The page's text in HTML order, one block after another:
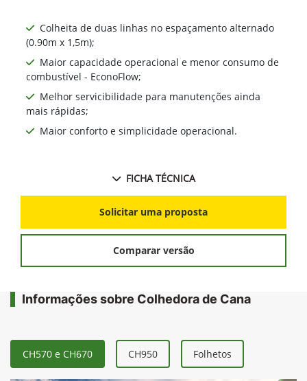
Colheita de duas linhas no espaçamento alternado
(0.90m x 1,5m);
Maior capacidade operacional e menor consumo de
combustível - EconoFlow;
Melhor servicibilidade para manutenções ainda
mais rápidas;
Maior conforto e simplicidade operacional.
FICHA TÉCNICA
Solicitar uma proposta
Comparar versão
Informações sobre Colhedora de Cana
CH570 e CH670 CH950 Folhetos